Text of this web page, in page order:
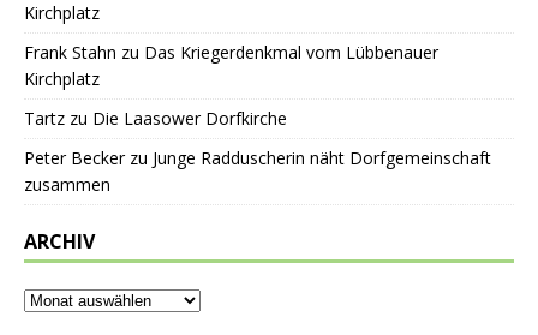
Kirchplatz
Frank Stahn zu Das Kriegerdenkmal vom Lübbenauer
Kirchplatz
Tartz zu Die Laasower Dorfkirche
Peter Beckerzu Junge Radduscherin näht Dorfgemeinschaft
zusammen
ARCHIV